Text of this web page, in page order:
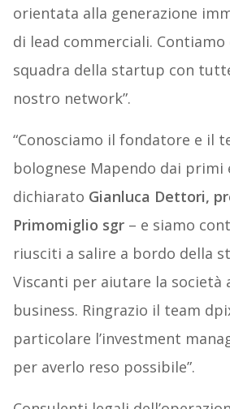
orientata alla generazione
di lead commerciali.
squadra della startup con
nostro network”.
“Conosciamo il fondatore e il
bolognese Mapendo dai primi
dichiarato Gianluca Dettori,
Primomiglio sgr – e siamo
riusciti a salire a bordo della
Viscanti per aiutare la società
business. Ringrazio il team
particolare l’investment
per averlo reso possibile”.